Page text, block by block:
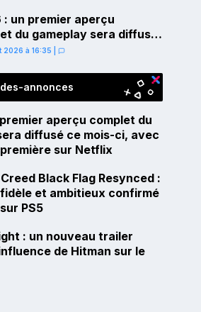
: un premier aperçu
du gameplay sera diffusé
ci, avec une avant-
2026 à 16:35
annonces
aperçu complet du
diffusé ce mois-ci, avec
sur Netflix
Black Flag Resynced :
et ambitieux confirmé
PS5
: un nouveau trailer
de Hitman sur le